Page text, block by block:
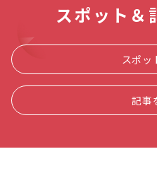
スポット＆
スポッ
記事